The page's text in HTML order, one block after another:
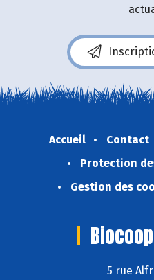
Accueil Contact
Protection
Gestion des
5 rue